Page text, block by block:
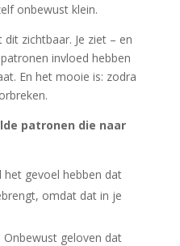
onbewust klein.
zichtbaar. Je ziet – en
invloed hebben
En het mooie is: zodra
patronen die naar
het gevoel hebben dat
omdat dat in je
Onbewust geloven dat